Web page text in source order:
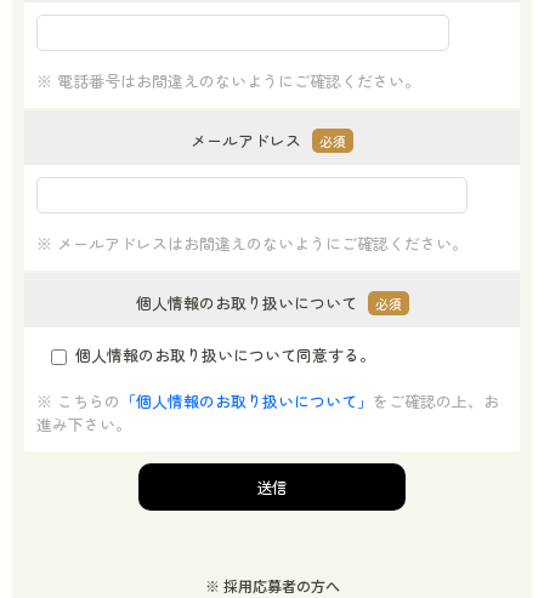
※ 電話番号はお間違えのないようにご確認ください。
メールアドレス 必須
※ メールアドレスはお間違えのないようにご確認ください。
個人情報のお取り扱いについて 必須
個人情報のお取り扱いについて同意する。
※ こちらの 「個人情報のお取り扱いについて」 をご確認の上、お
進み下さい。
※ 採用応募者の方へ